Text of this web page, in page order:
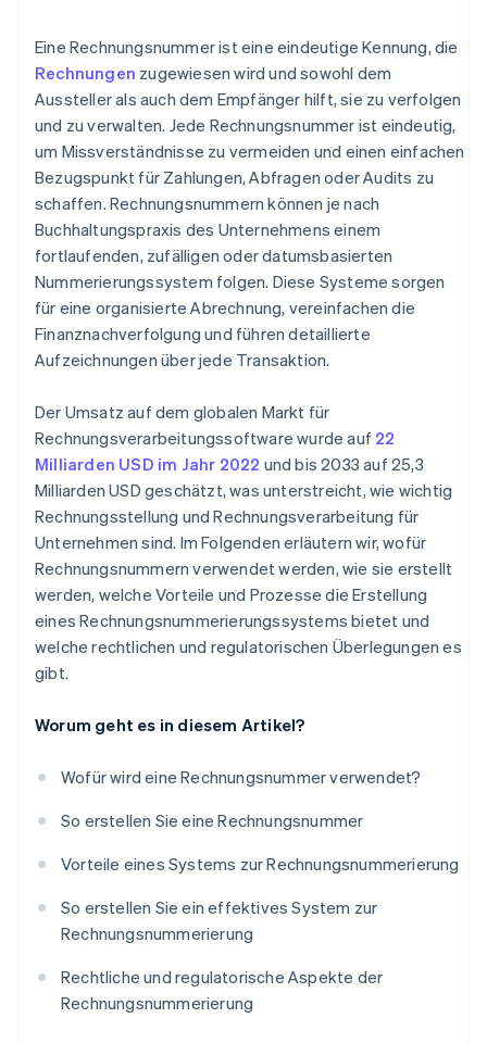
Dokumentieren Sie Ihr System
Überprüfen und anpassen
Eine Rechnungsnummer ist eine eindeutige Kennung, die
Rechnungen zugewiesen wird und sowohl dem
Aussteller als auch dem Empfänger hilft, sie zu verfolgen
und zu verwalten. Jede Rechnungsnummer ist eindeutig,
um Missverständnisse zu vermeiden und einen einfachen
Bezugspunkt für Zahlungen, Abfragen oder Audits zu
schaffen. Rechnungsnummern können je nach
Buchhaltungspraxis des Unternehmens einem
fortlaufenden, zufälligen oder datumsbasierten
Nummerierungssystem folgen. Diese Systeme sorgen
für eine organisierte Abrechnung, vereinfachen die
Finanznachverfolgung und führen detaillierte
Aufzeichnungen über jede Transaktion.
Der Umsatz auf dem globalen Markt für
Rechnungsverarbeitungssoftware wurde auf 22
Milliarden USD im Jahr 2022 und bis 2033 auf 25,3
Milliarden USD geschätzt, was unterstreicht, wie wichtig
Rechnungsstellung und Rechnungsverarbeitung für
Unternehmen sind. Im Folgenden erläutern wir, wofür
Rechnungsnummern verwendet werden, wie sie erstellt
werden, welche Vorteile und Prozesse die Erstellung
eines Rechnungsnummerierungssystems bietet und
welche rechtlichen und regulatorischen Überlegungen es
gibt.
Worum geht es in diesem Artikel?
Wofür wird eine Rechnungsnummer verwendet?
So erstellen Sie eine Rechnungsnummer
Vorteile eines Systems zur Rechnungsnummerierung
So erstellen Sie ein effektives System zur
Rechnungsnummerierung
Rechtliche und regulatorische Aspekte der
Rechnungsnummerierung